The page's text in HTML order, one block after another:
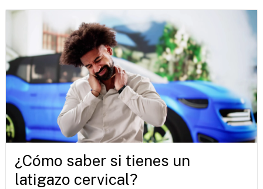
¿Cómo saber si tienes un
latigazo cervical?